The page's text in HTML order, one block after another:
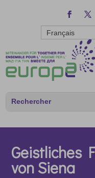
Français
Geistliches
von Siena